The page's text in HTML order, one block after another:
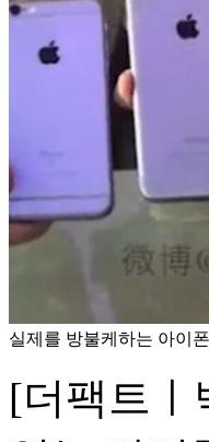
실제를 방불케하는 아이
[더팩트ㅣ